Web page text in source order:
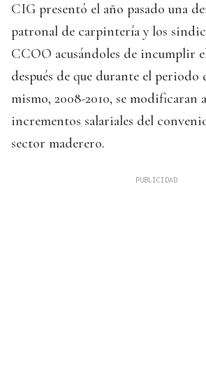
CIG presentó el año pasado una
patronal de carpintería y los
CCOO acusándoles de incumplir
después de que durante el periodo
mismo, 2008-2010, se modificaran
incrementos salariales del
sector maderero.